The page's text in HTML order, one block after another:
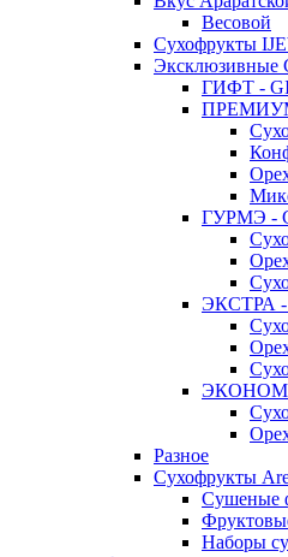
Весовой
Сухофрукты
Эксклюзивные
ГИФТ -
ГУРМЭ -
ЭКСТРА -
ЭКОНОМ
Разное
Сухофрукты
Сушеные
Наборы